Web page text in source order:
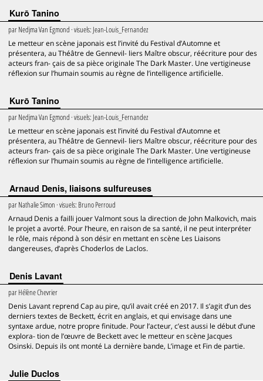
Kurō Tanino
parNedjma Van Egmond · visuels: Jean-Louis_Fernandez
Le metteur en scène japonais est l’invité du Festival d’Automne et
présentera, au Théâtre de Gennevil- liers Maître obscur, réécriture pour des
acteurs fran- çais de sa pièce originale The Dark Master. Une vertigineuse
réflexion sur l’humain soumis au règne de l’intelligence artificielle.
Kurō Tanino
parNedjma Van Egmond · visuels: Jean-Louis_Fernandez
Le metteur en scène japonais est l’invité du Festival d’Automne et
présentera, au Théâtre de Gennevil- liers Maître obscur, réécriture pour des
acteurs fran- çais de sa pièce originale The Dark Master. Une vertigineuse
réflexion sur l’humain soumis au règne de l’intelligence artificielle.
Arnaud Denis, liaisons sulfureuses
parNathalie Simon · visuels: Bruno Perroud
Arnaud Denis a failli jouer Valmont sous la direction de John Malkovich, mais
le projet a avorté. Pour l’heure, en raison de sa santé, il ne peut interpréter
le rôle, mais répond à son désir en mettant en scène Les Liaisons
dangereuses, d’après Choderlos de Laclos.
Denis Lavant
parHélène Chevrier
Denis Lavant reprend Cap au pire, qu’il avait créé en 2017. Il s’agit d’un des
derniers textes de Beckett, écrit en anglais, et qui envisage dans une
syntaxe ardue, notre propre finitude. Pour l’acteur, c’est aussi le début d’une
explora- tion de l’œuvre de Beckett avec le metteur en scène Jacques
Osinski. Depuis ils ont monté La dernière bande, L’image et Fin de partie.
Julie Duclos